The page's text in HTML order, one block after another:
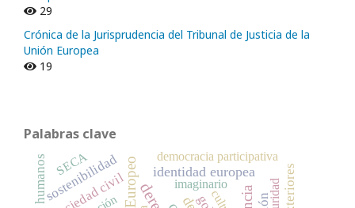
29
Crónica de la Jurisprudencia del Tribunal de Justicia de la
Unión Europea
19
Palabras clave
identidad europea
sociedad civil
sostenibilidad imaginario
democracia participativa
SECA